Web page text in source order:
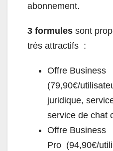
abonnement.
3 formules sont
très attractifs :
Offre Business
(79,90€/
juridique,
service de chat
Offre Business
Pro (94,90€/